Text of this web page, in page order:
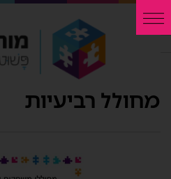
מחולל רביעיות